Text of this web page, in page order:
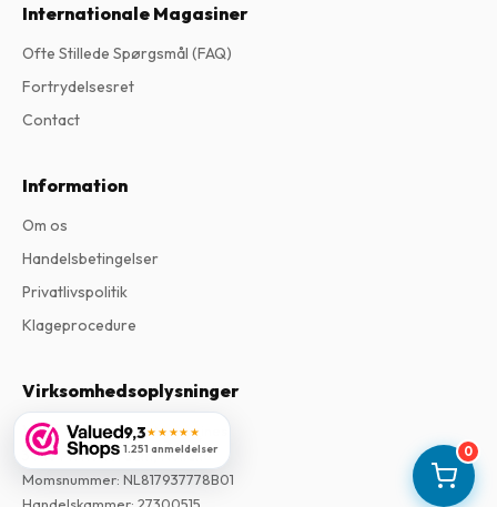
0
9,3★★★★★
1.251 anmeldelser
Internationale Magasiner
Ofte Stillede Spørgsmål (FAQ)
Fortrydelsesret
Contact
Information
Om os
Handelsbetingelser
Privatlivspolitik
Klageprocedure
Virksomhedsoplysninger
Virksomhed:Maja Magazines
3043 PR Rotterdam, Holland
Momsnummer: NL817937778B01
Handelskammer: 27300515